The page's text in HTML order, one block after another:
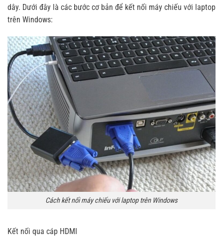
dây. Dưới đây là các bước cơ bản để kết nối máy chiếu với laptop
trên Windows:
Cách kết nối máy chiếu với laptop trên Windows
Kết nối qua cáp HDMI